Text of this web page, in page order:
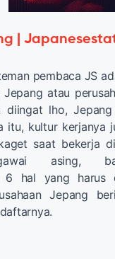
|
pembaca JS
atau
diingat lho,
itu, kultur kerjanya
saat bekerja
asing,
6 hal yang harus
Jepang